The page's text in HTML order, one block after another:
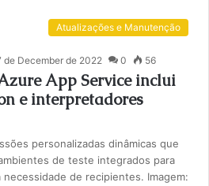
Atualizações e Manutenção
de December de 2022 0 56
App Service inclui
e interpretadores
personalizadas dinâmicas que
de teste integrados para
de recipientes. Imagem: